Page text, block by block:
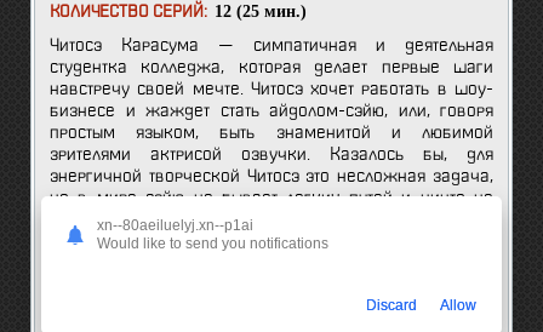
КОЛИЧЕСТВО СЕРИЙ: 12 (25 мин.)
Читосэ Карасума — симпатичная и деятельная
студентка колледжа, которая делает первые шаги
навстречу своей мечте. Читосэ хочет работать в шоу-
бизнесе и жаждет стать айдолом-сэйю, или, говоря
простым языком, быть знаменитой и любимой
зрителями актрисой озвучки. Казалось бы, для
энергичной творческой Читосэ это несложная задача,
но в мире сэйю не бывает легких путей и ничто не
дается без труда.
голосами и моментально корректировать образ по
xn--80aeiluelyj.xn--p1ai
Would like to send you notifications
Discard Allow